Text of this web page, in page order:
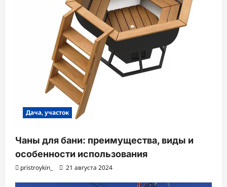
Дача, участок
Чаны для бани: преимущества, виды и
особенности использования
pristroykin_ 21 августа 2024